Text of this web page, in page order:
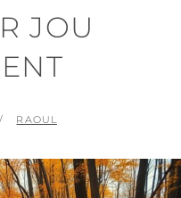
JOU
BY
RAOUL